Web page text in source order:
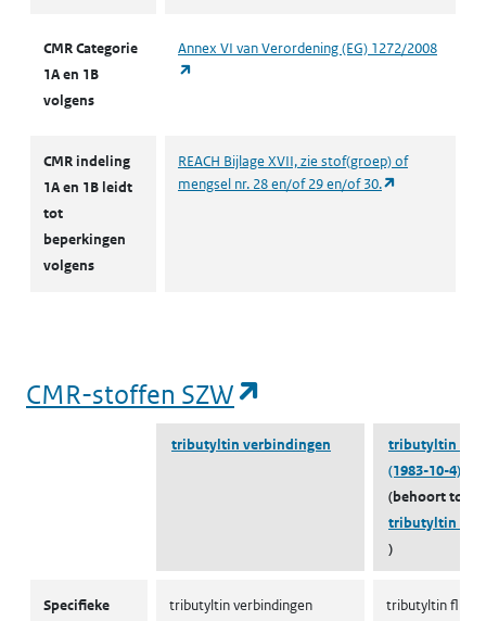
CMR Categorie
1A en 1B
volgens
Annex VI van Verordening (EG) 1272/2008
CMR indeling
1A en 1B leidt
tot
beperkingen
volgens
REACH Bijlage XVII, zie stof(groep) of
mengsel nr. 28 en/of 29 en/of 30.
CMR-stoffen SZW
tributyltin verbindingen
tributyltin
(1983-10-4)
(behoort tot
tributyltin
)
Specifieke
tributyltin verbindingen tributyltin